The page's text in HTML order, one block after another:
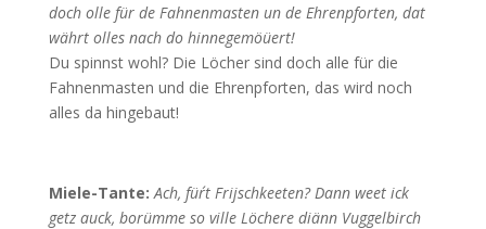
doch olle für de Fahnenmasten un de Ehrenpforten, dat
währt olles nach do hinnegemöüert!
Du spinnst wohl? Die Löcher sind doch alle für die
Fahnenmasten und die Ehrenpforten, das wird noch
alles da hingebaut!
Miele-Tante: Ach, für´t Frijschkeeten? Dann weet ick
getz auck, borümme so ville Löchere diänn Vuggelbirch